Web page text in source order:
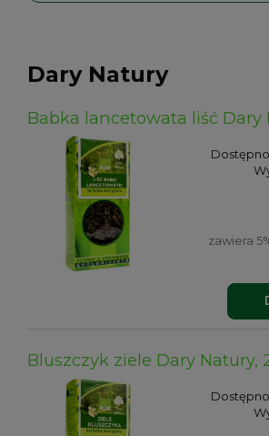
Dary Natury
Babka lancetowata liść Dary
zawiera
Bluszczyk ziele Dary Natury,